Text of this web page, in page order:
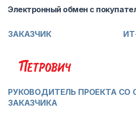
Электронный обмен с
ЗАКАЗЧИК
РУКОВОДИТЕЛЬ ПРОЕКТА СО
ЗАКАЗЧИКА